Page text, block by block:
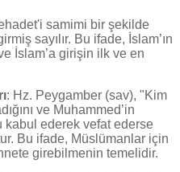
samimi bir şekilde
sayılır. Bu ifade, İslam’ın
İslam’a girişin ilk ve en
: Hz. Peygamber (sav), "Kim
ve Muhammed’in
kabul ederek vefat ederse
Bu ifade, Müslümanlar için
girebilmenin temelidir.